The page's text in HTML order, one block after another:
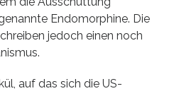
Endomorphine. Die
jedoch einen noch
auf das sich die US-